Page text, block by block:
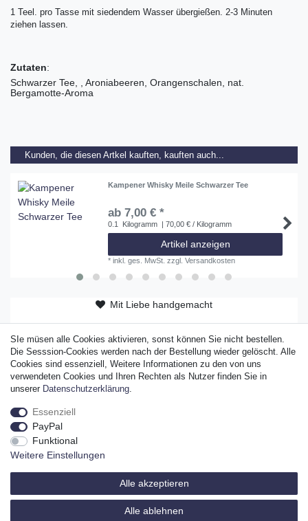
1 Teel. pro Tasse mit siedendem Wasser übergießen. 2-3 Minuten
ziehen lassen.
Zutaten:
Schwarzer Tee, , Aroniabeeren, Orangenschalen, nat.
Bergamotte-Aroma
Kunden, die diesen Artkel kauften, kauften auch...
Kampener Whisky Meile Schwarzer Tee
ab 7,00 € *
0.1 Kilogramm | 70,00 € / Kilogramm
Artikel anzeigen
*inkl. ges. MwSt. zzgl.Versandkosten
Mit Liebe handgemacht
Original Sylter Produkt
Widerrufs­recht
Daten­schutz­erklärung
SIe müsen alle Cookies aktivieren, sonst können Sie nicht bestellen.
Die Sesssion-Cookies werden nach der Bestellung wieder gelöscht. Alle
Cookies sind essenziell, Weitere Informationen zu den von uns
verwendeten Cookies und Ihren Rechten als Nutzer finden Sie in
unserer Daten­schutz­erklärung.
Essenziell
PayPal
Funktional
Weitere Einstellungen
Alle akzeptieren
Alle ablehnen